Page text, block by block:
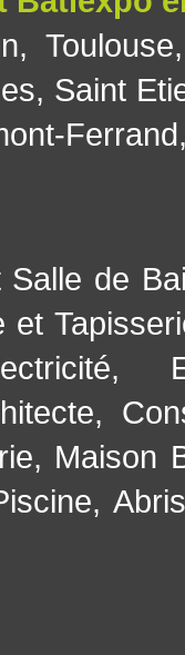
, Toulouse
, Saint
Ferrand
Salle de
et
,
,
, Maison